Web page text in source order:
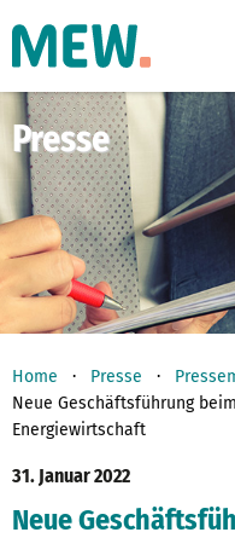
Presse
Home Presse
Neue Geschäftsführung
Energiewirtschaft
31. Januar 2022
Neue